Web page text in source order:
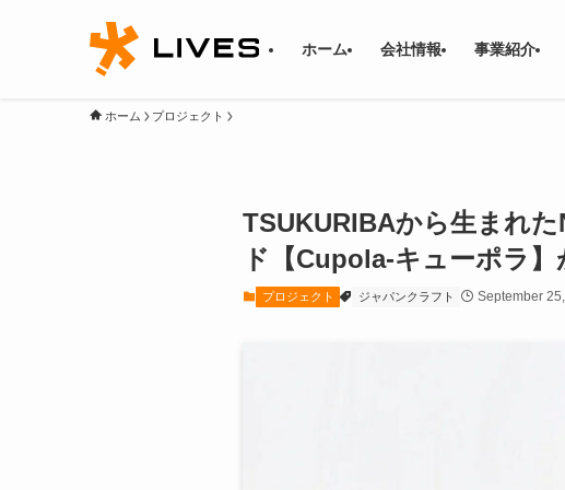
ホーム 会社情報 事業紹介
ホーム プロジェクト
TSUKURIBAから生まれ
ド【Cupola-キューポラ
プロジェクト ジャパンクラフト September